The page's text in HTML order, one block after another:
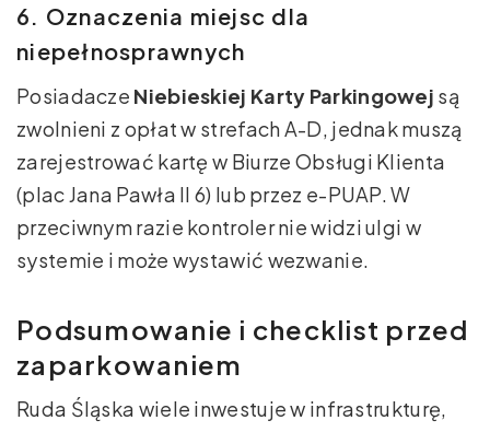
6. Oznaczenia miejsc dla
niepełnosprawnych
Posiadacze Niebieskiej Karty Parkingowej są
zwolnieni z opłat w strefach A-D, jednak muszą
zarejestrować kartę w Biurze Obsługi Klienta
(plac Jana Pawła II 6) lub przez e-PUAP. W
przeciwnym razie kontroler nie widzi ulgi w
systemie i może wystawić wezwanie.
Podsumowanie i checklist przed
zaparkowaniem
Ruda Śląska wiele inwestuje w infrastrukturę,